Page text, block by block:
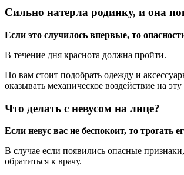
Сильно натерла родинку, и она
Если это случилось впервые, то
В течение дня краснота должна пройти.
Но вам стоит подобрать одежду и
оказывать механическое воздействие на эту
Что делать с невусом на лице?
Если невус вас не беспокоит, то трогать
В случае если появились опасные
обратиться к врачу.